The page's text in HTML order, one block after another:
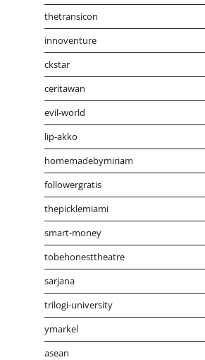
thetransicon
innoventure
ckstar
ceritawan
evil-world
lip-akko
homemadebymiriam
followergratis
thepicklemiami
smart-money
tobehonesttheatre
sarjana
trilogi-university
ymarkel
asean